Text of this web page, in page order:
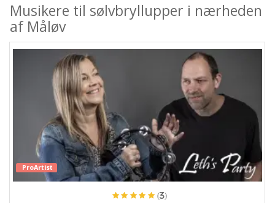
Musikere til sølvbryllupper i nærheden
af Måløv
ProArtist
(3)